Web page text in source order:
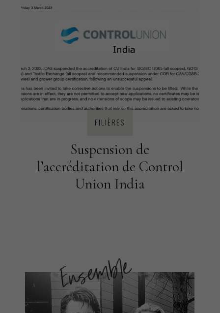
FILIÈRES
Suspension de
l’accréditation de Control
Union India